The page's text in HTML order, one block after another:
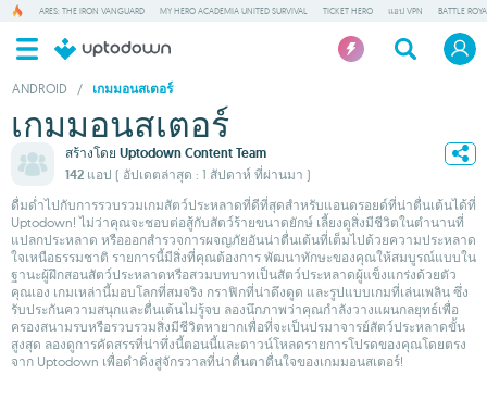
ARES: THE IRON VANGUARD MY HERO ACADEMIA UNITED SURVIVAL TICKET HERO แอป VPN BATTLE
ANDROID / เกมมอนสเตอร์
เกมมอนสเตอร์
สร้างโดย Uptodown Content Team
142 แอป ( อัปเดตล่าสุด : 1 สัปดาห์ ที่ผ่านมา )
ดื่มด่ำไปกับการรวบรวมเกมสัตว์ประหลาดที่ดีที่สุดสำหรับแอนดรอยด์ที่น่าตื่นเต้นได้ที่
Uptodown! ไม่ว่าคุณจะชอบต่อสู้กับสัตว์ร้ายขนาดยักษ์ เลี้ยงดูสิ่งมีชีวิตในตำนานที่
แปลกประหลาด หรือออกสำรวจการผจญภัยอันน่าตื่นเต้นที่เต็มไปด้วยความประหลาด
ใจเหนือธรรมชาติ รายการนี้มีสิ่งที่คุณต้องการ พัฒนาทักษะของคุณให้สมบูรณ์แบบใน
ฐานะผู้ฝึกสอนสัตว์ประหลาดหรือสวมบทบาทเป็นสัตว์ประหลาดผู้แข็งแกร่งด้วยตัว
คุณเอง เกมเหล่านี้มอบโลกที่สมจริง กราฟิกที่น่าดึงดูด และรูปแบบเกมที่เล่นเพลิน ซึ่ง
รับประกันความสนุกและตื่นเต้นไม่รู้จบ ลองนึกภาพว่าคุณกำลังวางแผนกลยุทธ์เพื่อ
ครองสนามรบหรือรวบรวมสิ่งมีชีวิตหายากเพื่อที่จะเป็นปรมาจารย์สัตว์ประหลาดขั้น
สูงสุด ลองดูการคัดสรรที่น่าทึ่งนี้ตอนนี้และดาวน์โหลดรายการโปรดของคุณโดยตรง
จาก Uptodown เพื่อดำดิ่งสู่จักรวาลที่น่าตื่นตาตื่นใจของเกมมอนสเตอร์!